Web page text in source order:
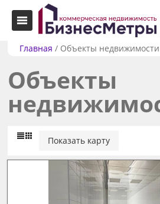
Главная / Объекты
Объекты
Показать карту